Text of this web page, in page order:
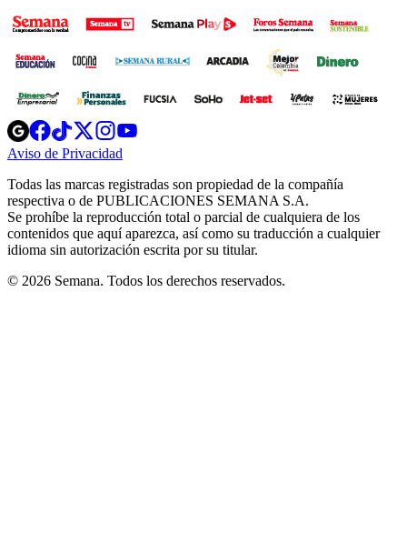
Opens
in
new
Opens
in
new
Opens
in
new
window
Opens
new
windowwindow
Aviso de Privacidad
new
window
Todas las marcas registradas son propiedad de la compañía
respectiva o de PUBLICACIONES SEMANA S.A.
Se prohíbe la reproducción total o parcial de cualquiera de los
contenidos que aquí aparezca, así como su traducción a cualquier
idioma sin autorización escrita por su titular.
© 2026 Semana. Todos los derechos reservados.